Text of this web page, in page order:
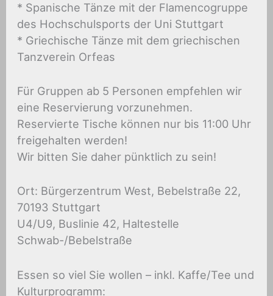
* Spanische Tänze mit der Flamencogruppe
des Hochschulsports der Uni Stuttgart
* Griechische Tänze mit dem griechischen
Tanzverein Orfeas
Für Gruppen ab 5 Personen empfehlen wir
eine Reservierung vorzunehmen.
Reservierte Tische können nur bis 11:00 Uhr
freigehalten werden!
Wir bitten Sie daher pünktlich zu sein!
Ort: Bürgerzentrum West, Bebelstraße 22,
70193 Stuttgart
U4/U9, Buslinie 42, Haltestelle
Schwab-/Bebelstraße
Essen so viel Sie wollen – inkl. Kaffe/Tee und
Kulturprogramm: